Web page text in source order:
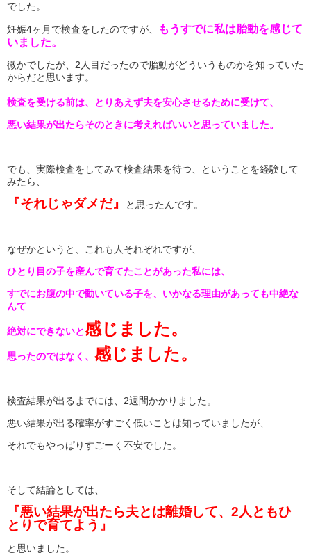
でした。
妊娠4ヶ月で検査をしたのですが、
もうすでに私は胎動を感じて
いました。
微かでしたが、2人目だったので胎動がどういうものかを知っていた
からだと思います。
検査を受ける前は、とりあえず夫を安心させるために受けて、
悪い結果が出たらそのときに考えればいいと思っていました。
でも、実際検査をしてみて検査結果を待つ、ということを経験して
みたら、
『それじゃダメだ』 と思ったんです。
なぜかというと、これも人それぞれですが、
ひとり目の子を産んで育てたことがあった私には、
すでにお腹の中で動いている子を、いかなる理由があっても中絶な
んて
絶対にできないと感じました。
思ったのではなく、 感じました。
検査結果が出るまでには、2週間かかりました。
悪い結果が出る確率がすごく低いことは知っていましたが、
それでもやっぱりすごーく不安でした。
そして結論としては、
『悪い結果が出たら夫とは離婚して、2人ともひ
とりで育てよう』
と思いました。